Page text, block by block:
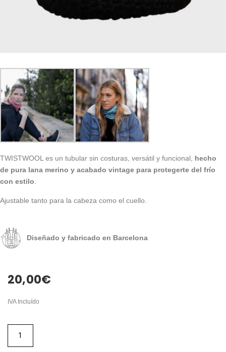
TWISTWOOL es un tubular sin costuras, versátil y funcional, hecho
de pura lana merino y acabado vintage para protegerte del frío
con estilo
Ajustable tanto para la cabeza como el cuello.
Diseñado y fabricado en Barcelona
20,00€
IVA Incluído